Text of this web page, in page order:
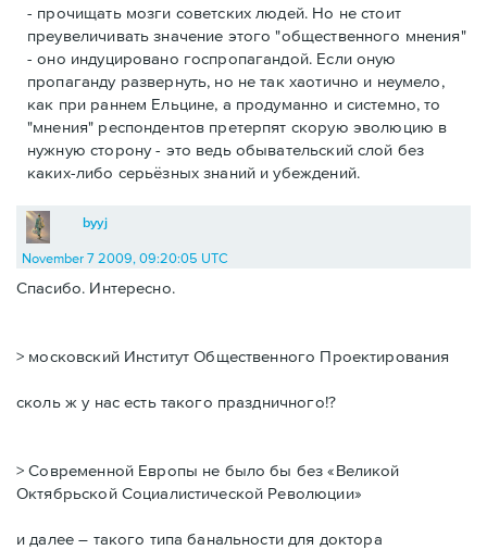
- прочищать мозги советских людей. Но не стоит
преувеличивать значение этого "общественного мнения"
- оно индуцировано госпропагандой. Если оную
пропаганду развернуть, но не так хаотично и неумело,
как при раннем Ельцине, а продуманно и системно, то
"мнения" респондентов претерпят скорую эволюцию в
нужную сторону - это ведь обывательский слой без
каких-либо серьёзных знаний и убеждений.
byyj
November 7 2009, 09:20:05 UTC
Спасибо. Интересно.
> московский Институт Общественного Проектирования
сколь ж у нас есть такого праздничного!?
> Современной Европы не было бы без «Великой
Октябрьской Социалистической Революции»
и далее – такого типа банальности для доктора